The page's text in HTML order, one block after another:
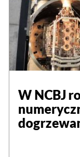
W NCBJ